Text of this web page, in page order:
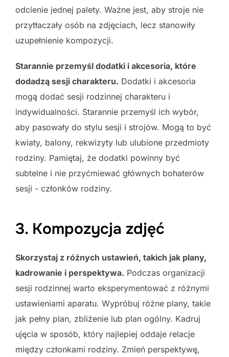
odcienie jednej palety. Ważne jest, aby stroje nie
przytłaczały osób na zdjęciach, lecz stanowiły
uzupełnienie kompozycji.
Starannie przemyśl dodatki i akcesoria, które
dodadzą sesji charakteru. Dodatki i akcesoria
mogą dodać sesji rodzinnej charakteru i
indywidualności. Starannie przemyśl ich wybór,
aby pasowały do stylu sesji i strojów. Mogą to być
kwiaty, balony, rekwizyty lub ulubione przedmioty
rodziny. Pamiętaj, że dodatki powinny być
subtelne i nie przyćmiewać głównych bohaterów
sesji - członków rodziny.
3. Kompozycja zdjęć
Skorzystaj z różnych ustawień, takich jak plany,
kadrowanie i perspektywa. Podczas organizacji
sesji rodzinnej warto eksperymentować z różnymi
ustawieniami aparatu. Wypróbuj różne plany, takie
jak pełny plan, zbliżenie lub plan ogólny. Kadruj
ujęcia w sposób, który najlepiej oddaje relacje
między członkami rodziny. Zmień perspektywę,